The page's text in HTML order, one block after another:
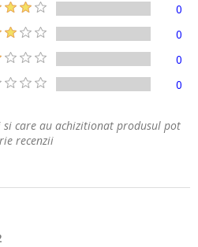
0
0
0
0
care au achizitionat produsul pot
recenzii